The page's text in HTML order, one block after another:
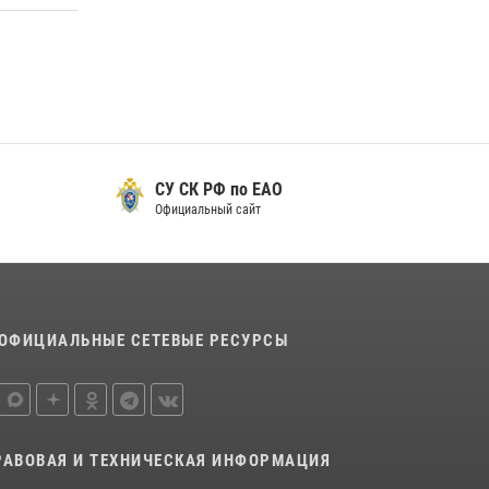
СУ СК РФ по ЕАО
Официальный сайт
СЕТЕВЫЕ РЕСУРСЫ
И ТЕХНИЧЕСКАЯ ИНФОРМАЦИЯ